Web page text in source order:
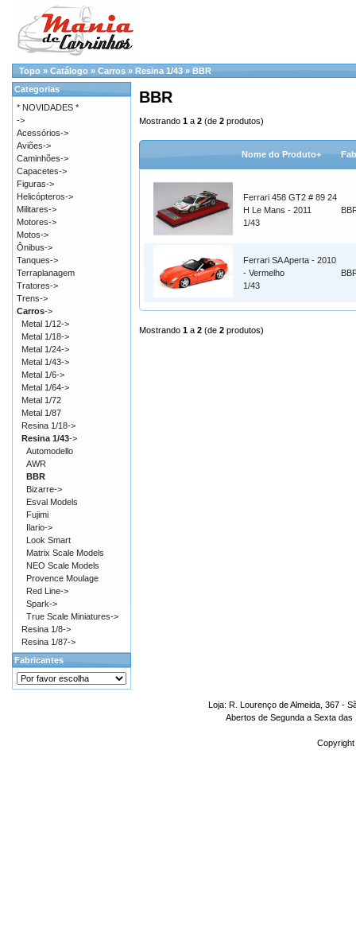
Topo » Catálogo » Carros » Resina 1/43 » BBR
BBR
Mostrando 1 a 2 (de 2 produtos)
Nome do Produto+
Ferrari 458 GT2 # 89 24
H Le Mans - 2011
1/43
Ferrari SA Aperta - 2010
- Vermelho
1/43
Mostrando 1 a 2 (de 2 produtos)
Categorias
* NOVIDADES *
->
Acessórios->
Aviões->
Caminhões->
Capacetes->
Figuras->
Helicópteros->
Militares->
Motores->
Motos->
Ônibus->
Tanques->
Terraplanagem
Tratores->
Trens->
Carros->
Metal 1/12->
Metal 1/18->
Metal 1/24->
Metal 1/43->
Metal 1/6->
Metal 1/64->
Metal 1/72
Metal 1/87
Resina 1/18->
Resina 1/43->
Automodello
AWR
BBR
Bizarre->
Esval Models
Fujimi
Ilario->
Look Smart
Matrix Scale Models
NEO Scale Models
Provence Moulage
Red Line->
Spark->
True Scale Miniatures->
Resina 1/8->
Resina 1/87->
Fabricantes
Loja: R. Lourenço de Almeida, 367 -
Abertos de Segunda a Sexta